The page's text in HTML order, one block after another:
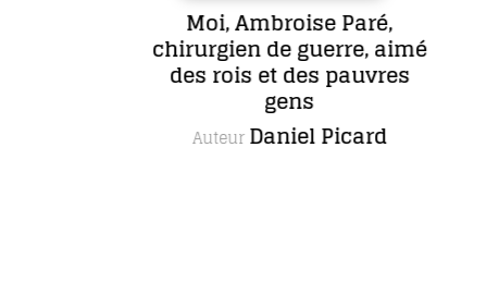
Moi, Ambroise Paré,
chirurgien de guerre, aimé
des rois et des pauvres
gens
AuteurDaniel Picard